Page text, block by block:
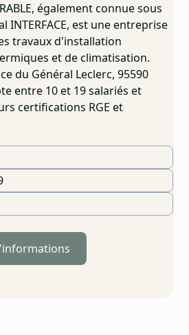
également connue sous
INTERFACE, est une entreprise
travaux d'installation
et de climatisation.
du Général Leclerc, 95590
entre 10 et 19 salariés et
certifications RGE et